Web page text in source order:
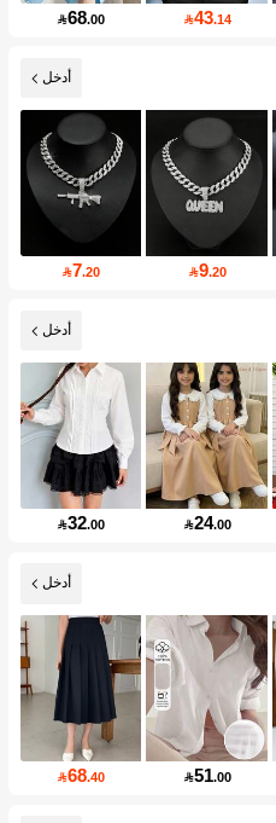
43.14
68.00
أدخل
9.20
7.20
أدخل
24.00
32.00
أدخل
51.00
68.40